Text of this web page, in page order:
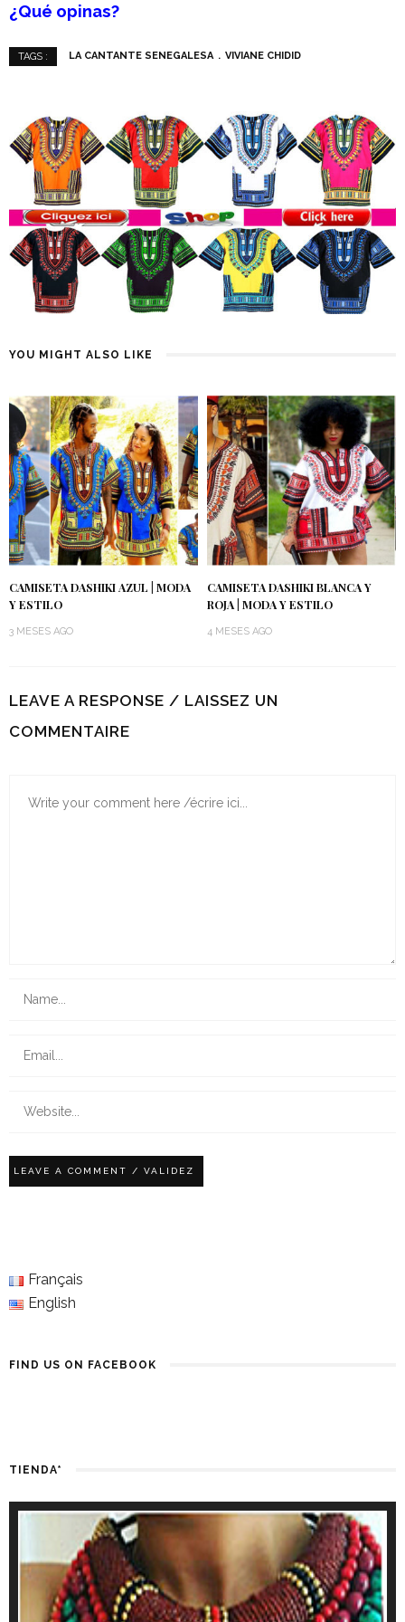
¿Qué opinas?
TAGS : LA CANTANTE SENEGALESA VIVIANE CHIDID
YOU MIGHT ALSO LIKE
CAMISETA DASHIKI AZUL | MODA
Y ESTILO
3 MESES AGO
CAMISETA DASHIKI BLANCA Y
ROJA | MODA Y ESTILO
4 MESES AGO
LEAVE A RESPONSE / LAISSEZ UN
COMMENTAIRE
Français
English
FIND US ON FACEBOOK
TIENDA*